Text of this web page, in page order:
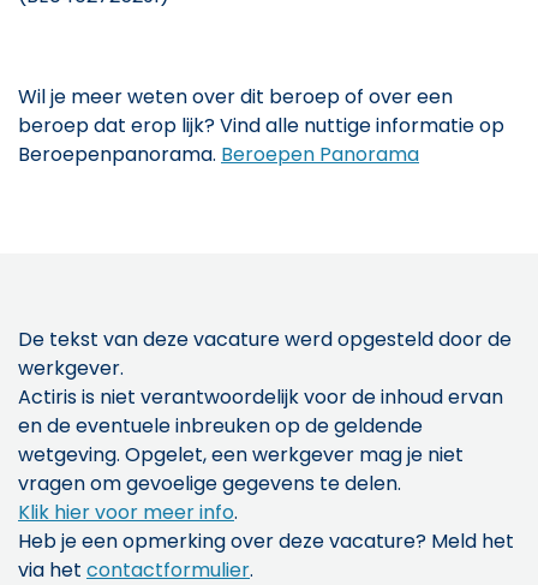
Wil je meer weten over dit beroep of over een
beroep dat erop lijk? Vind alle nuttige informatie op
Beroepenpanorama. Beroepen Panorama
De tekst van deze vacature werd opgesteld door de
werkgever.
Actiris is niet verantwoordelijk voor de inhoud ervan
en de eventuele inbreuken op de geldende
wetgeving. Opgelet, een werkgever mag je niet
vragen om gevoelige gegevens te delen.
Klik hier voor meer info.
Heb je een opmerking over deze vacature? Meld het
via het contactformulier.